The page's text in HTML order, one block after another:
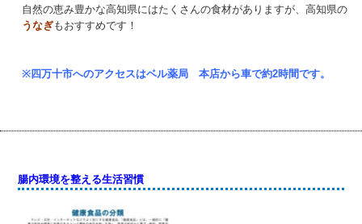
自然の恵み豊かな高知県にはたくさんの食材がありますが、高知県の
うなぎもおすすめです！
※四万十市へのアクセスはベル薬局 本店から車で約2時間です。
腸内環境を整える生活習慣